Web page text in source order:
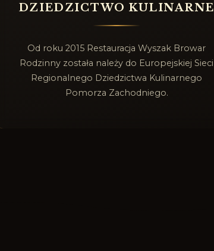
DZIEDZICTWO KULINARNE
Od roku 2015 Restauracja Wyszak Browar
Rodzinny została należy do Europejskiej Sieci
Regionalnego Dziedzictwa Kulinarnego
Pomorza Zachodniego.